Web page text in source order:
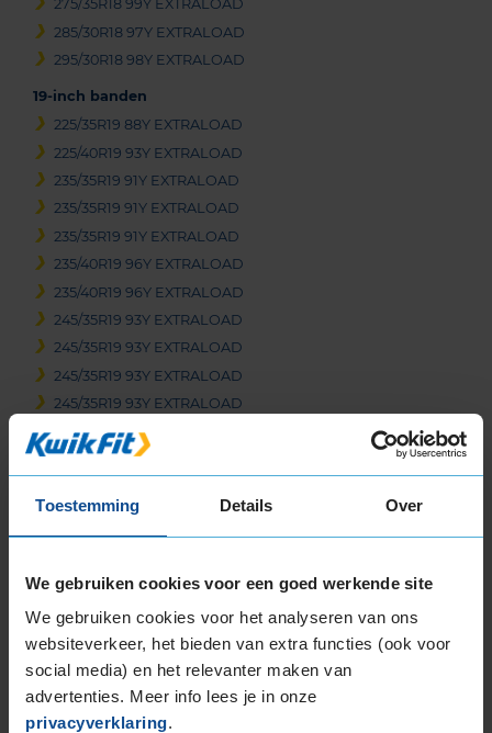
Toestemming Details Over
We gebruiken cookies voor een goed werkende site
We gebruiken cookies voor het analyseren van ons
websiteverkeer, het bieden van extra functies (ook voor
social media) en het relevanter maken van
advertenties. Meer info lees je in onze
privacyverklaring.
275/35R18 99Y EXTRALOAD
285/30R18 97Y EXTRALOAD
295/30R18 98Y EXTRALOAD
19-inch banden
225/35R19 88Y EXTRALOAD
225/40R19 93Y EXTRALOAD
235/35R19 91Y EXTRALOAD
235/35R19 91Y EXTRALOAD
235/35R19 91Y EXTRALOAD
235/40R19 96Y EXTRALOAD
235/40R19 96Y EXTRALOAD
245/35R19 93Y EXTRALOAD
245/35R19 93Y EXTRALOAD
245/35R19 93Y EXTRALOAD
245/35R19 93Y EXTRALOAD
245/40R19 98Y EXTRALOAD
255/30R19 91Y EXTRALOAD
255/35R19 96Y EXTRALOAD
255/35R19 96Y EXTRALOAD
265/35R19 98Y EXTRALOAD
265/35R19 98Y EXTRALOAD
265/35R19 98Y EXTRALOAD
265/35R19 98Y EXTRALOAD